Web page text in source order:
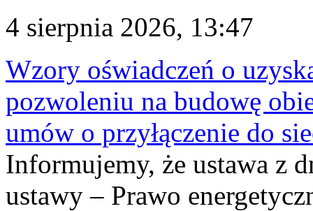
4 sierpnia 2026, 13:47
Wzory oświadczeń o
pozwoleniu na budowę
umów o przyłączenie do
Informujemy, że ustawa z
ustawy – Prawo